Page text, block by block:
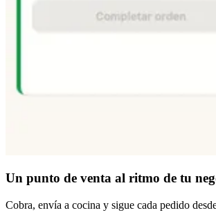
Un punto de venta al ritmo de tu
Cobra, envía a cocina y sigue cada pedido